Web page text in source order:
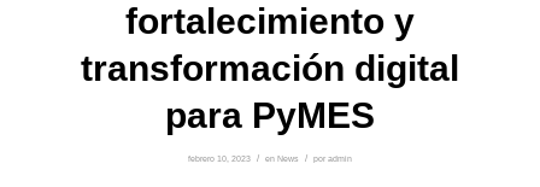
fortalecimiento y
transformación digital
para PyMES
febrero 10, 2023 / en News / por admin